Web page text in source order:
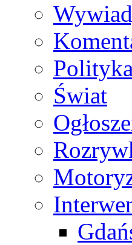
Polityka
Świat